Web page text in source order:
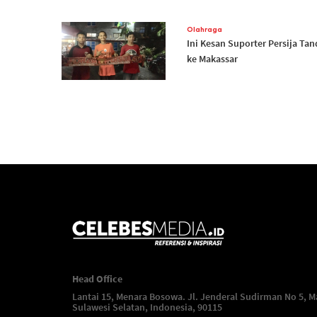
Olahraga
Ini Kesan Suporter Persija
ke Makassar
Head Office
Lantai 15, Menara Bosowa. Jl. Jenderal Sudirman No 5,
Sulawesi Selatan, Indonesia, 90115